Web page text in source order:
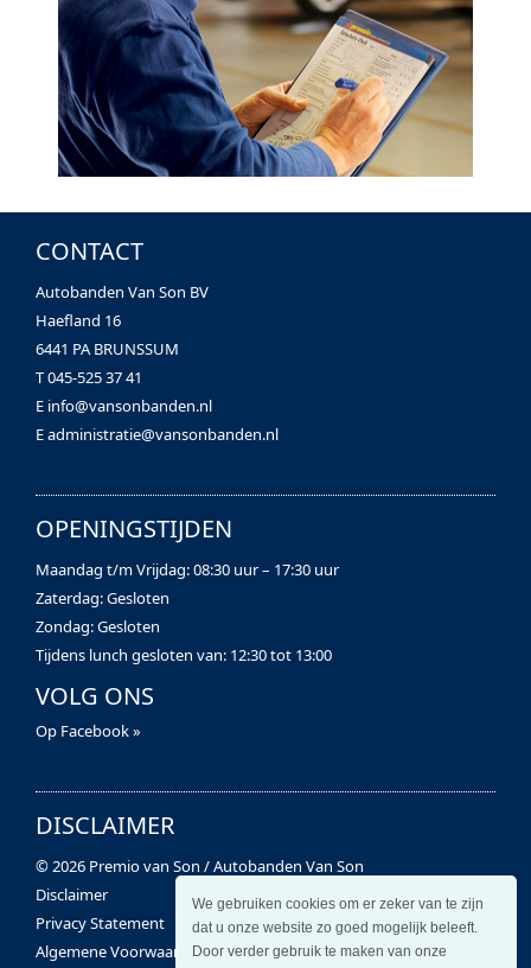
We gebruiken cookies om er zeker van te zijn
dat u onze website zo goed mogelijk beleeft.
Door verder gebruik te maken van onze
CONTACT
Autobanden Van Son BV
Haefland 16
6441 PA BRUNSSUM
T 045-525 37 41
E info@vansonbanden.nl
Eadministratie@vansonbanden.nl
OPENINGSTIJDEN
Maandag t/m Vrijdag: 08:30 uur – 17:30 uur
Zaterdag: Gesloten
Zondag: Gesloten
Tijdens lunch gesloten van: 12:30 tot 13:00
VOLG ONS
Op Facebook »
DISCLAIMER
© 2026 Premio van Son / Autobanden Van Son
Disclaimer
Privacy Statement
Algemene Voorwaarden